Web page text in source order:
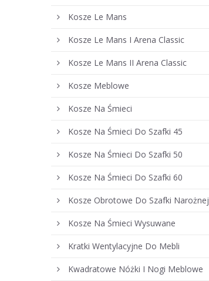
Kosze Le Mans
Kosze Le Mans I Arena Classic
Kosze Le Mans II Arena Classic
Kosze Meblowe
Kosze Na Śmieci
Kosze Na Śmieci Do Szafki 45
Kosze Na Śmieci Do Szafki 50
Kosze Na Śmieci Do Szafki 60
Kosze Obrotowe Do Szafki Narożnej
Kosze Na Śmieci Wysuwane
Kratki Wentylacyjne Do Mebli
Kwadratowe Nóżki I Nogi Meblowe